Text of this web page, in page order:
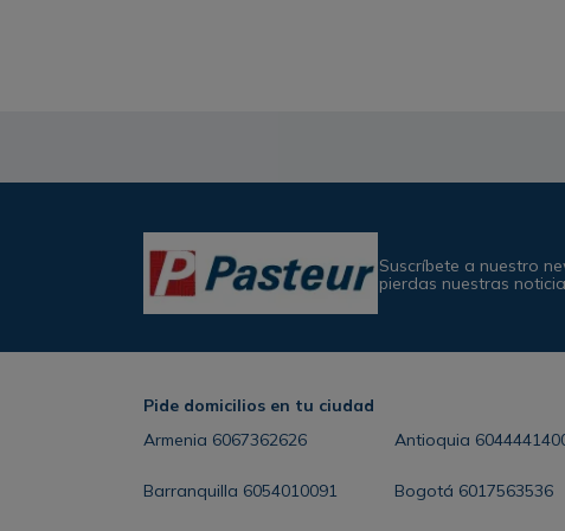
Suscríbete a nuestro
pierdas nuestras
Pide domicilios en tu ciudad
Armenia 6067362626 Antioquia
Barranquilla 6054010091 Bogotá 6017563536